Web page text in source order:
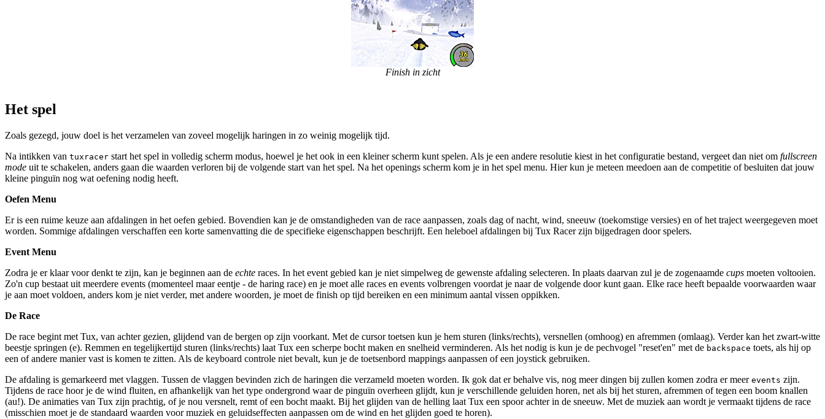
Finish in zicht
Het spel
Zoals gezegd, jouw doel is het verzamelen van zoveel mogelijk haringen in zo weinig mogelijk tijd.
Na intikken van tuxracer start het spel in volledig scherm modus, hoewel je het ook in een kleiner scherm kunt spelen. Als je een andere resolutie kiest in het configuratie bestand, vergeet dan niet om fullscreen
mode uit te schakelen, anders gaan die waarden verloren bij de volgende start van het spel. Na het openings scherm kom je in het spel menu. Hier kun je meteen meedoen aan de competitie of besluiten dat jouw
kleine pinguïn nog wat oefening nodig heeft.
Oefen Menu
Er is een ruime keuze aan afdalingen in het oefen gebied. Bovendien kan je de omstandigheden van de race aanpassen, zoals dag of nacht, wind, sneeuw (toekomstige versies) en of het traject weergegeven moet
worden. Sommige afdalingen verschaffen een korte samenvatting die de specifieke eigenschappen beschrijft. Een heleboel afdalingen bij Tux Racer zijn bijgedragen door spelers.
Event Menu
Zodra je er klaar voor denkt te zijn, kan je beginnen aan de echte races. In het event gebied kan je niet simpelweg de gewenste afdaling selecteren. In plaats daarvan zul je de zogenaamde cups moeten voltooien.
Zo'n cup bestaat uit meerdere events (momenteel maar eentje - de haring race) en je moet alle races en events volbrengen voordat je naar de volgende door kunt gaan. Elke race heeft bepaalde voorwaarden waar
je aan moet voldoen, anders kom je niet verder, met andere woorden, je moet de finish op tijd bereiken en een minimum aantal vissen oppikken.
De Race
De race begint met Tux, van achter gezien, glijdend van de bergen op zijn voorkant. Met de cursor toetsen kun je hem sturen (links/rechts), versnellen (omhoog) en afremmen (omlaag). Verder kan het zwart-witte
beestje springen (e). Remmen en tegelijkertijd sturen (links/rechts) laat Tux een scherpe bocht maken en snelheid verminderen. Als het nodig is kun je de pechvogel "reset'en" met de backspace toets, als hij op
een of andere manier vast is komen te zitten. Als de keyboard controle niet bevalt, kun je de toetsenbord mappings aanpassen of een joystick gebruiken.
De afdaling is gemarkeerd met vlaggen. Tussen de vlaggen bevinden zich de haringen die verzameld moeten worden. Ik gok dat er behalve vis, nog meer dingen bij zullen komen zodra er meer events zijn.
Tijdens de race hoor je de wind fluiten, en afhankelijk van het type ondergrond waar de pinguïn overheen glijdt, kun je verschillende geluiden horen, net als bij het sturen, afremmen of tegen een boom knallen
(au!). De animaties van Tux zijn prachtig, of je nou versnelt, remt of een bocht maakt. Bij het glijden van de helling laat Tux een spoor achter in de sneeuw. Met de muziek aan wordt je vermaakt tijdens de race
(misschien moet je de standaard waarden voor muziek en geluidseffecten aanpassen om de wind en het glijden goed te horen).